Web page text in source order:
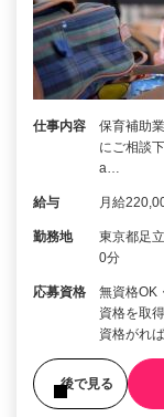
仕事内容
保育補助
にご相談
a…
給与 月給
勤務地
東京都足
0分
応募資格
無資格OK
資格を取
資格がれ
後で見る